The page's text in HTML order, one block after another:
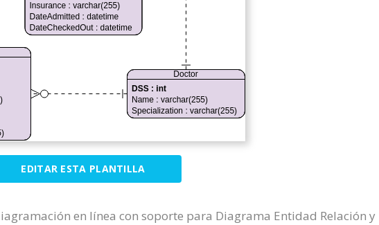
EDITAR ESTA PLANTILLA
en línea con soporte para Diagrama Entidad Relación